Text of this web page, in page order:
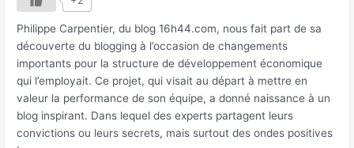
Philippe Carpentier, du blog 16h44.com, nous fait part de sa
découverte du blogging à l’occasion de changements
importants pour la structure de développement économique
qui l’employait. Ce projet, qui visait au départ à mettre en
valeur la performance de son équipe, a donné naissance à un
blog inspirant. Dans lequel des experts partagent leurs
convictions ou leurs secrets, mais surtout des ondes positives